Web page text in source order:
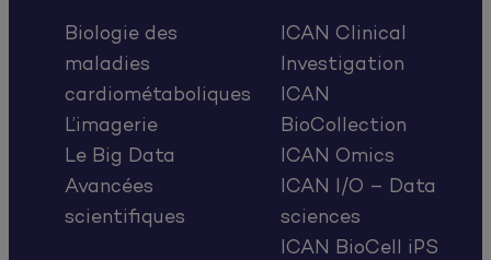
Biologie des
maladies
cardiométaboliques
L’imagerie
Le Big Data
Avancées
scientifiques
ICAN Clinical
Investigation
ICAN
BioCollection
ICAN Omics
ICAN I/O – Data
sciences
ICAN BioCell iPS